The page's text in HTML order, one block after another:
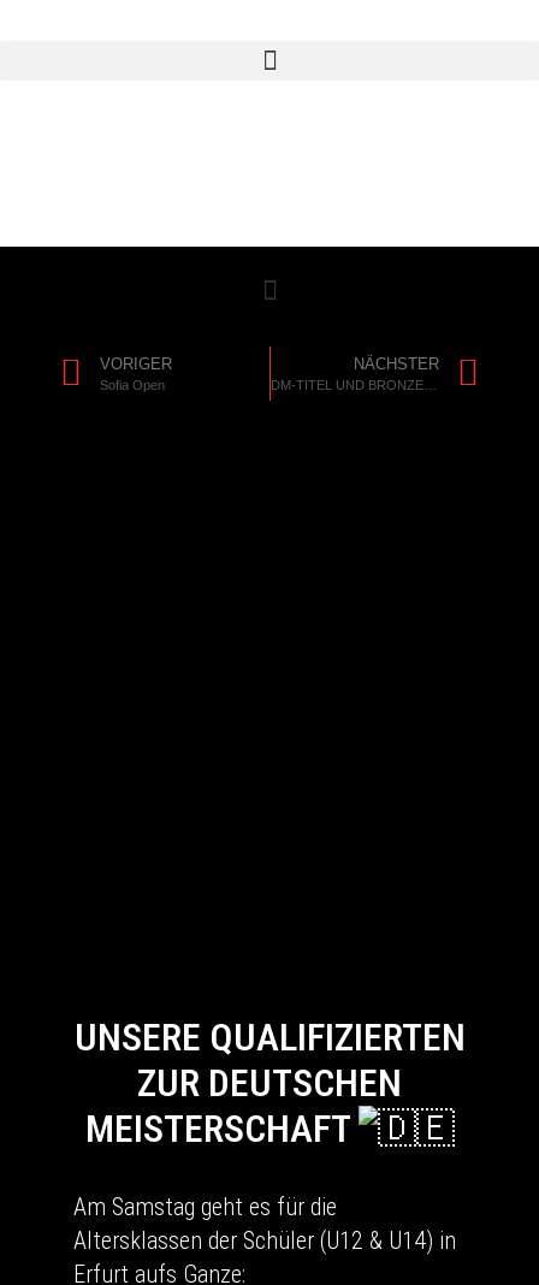
VORIGER
Sofia Open
NÄCHSTER
DM-TITEL UND BRONZE IM GEPÄCK
UNSERE QUALIFIZIERTEN
ZUR DEUTSCHEN
MEISTERSCHAFT
Am Samstag geht es für die
Altersklassen der Schüler (U12 & U14) in
Erfurt aufs Ganze: